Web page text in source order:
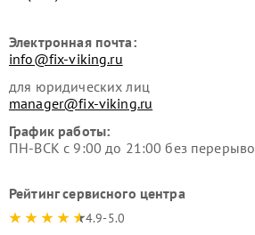
Электронная почта:
info@fix-viking.ru
для юридических лиц
manager@fix-viking.ru
График работы:
ПН-ВСК с 9:00 до 21:00 без
Рейтинг сервисного центра
4.9-5.0